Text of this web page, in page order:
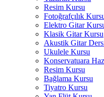
Resim Kursu
Fotoğrafçılık
Elektro Gitar
Klasik Gitar Kursu
Akustik Gitar
Ukulele Kursu
Konservatuara
Resim Kursu
Bağlama Kursu
Tiyatro Kursu